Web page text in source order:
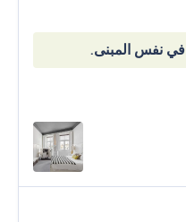
نفس المبنى.